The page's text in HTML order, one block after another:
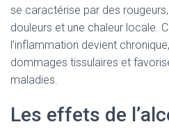
se caractérise par des
douleurs et une chaleur locale.
l’inflammation devient
dommages tissulaires et
maladies.
Les effets de